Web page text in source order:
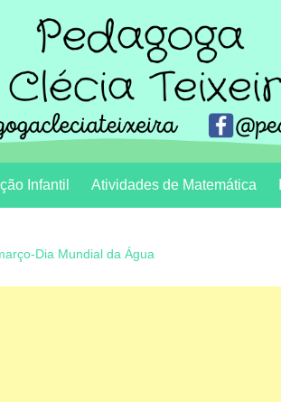
Infantil Atividades de Matemática
Dia Mundial da Água